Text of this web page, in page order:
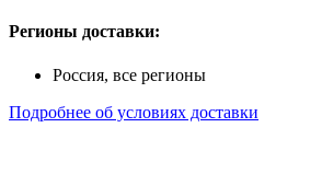
Регионы доставки:
Россия, все регионы
Подробнее об условиях доставки